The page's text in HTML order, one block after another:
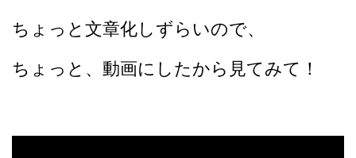
ちょっと文章化しずらいので、
ちょっと、動画にしたから見てみて！